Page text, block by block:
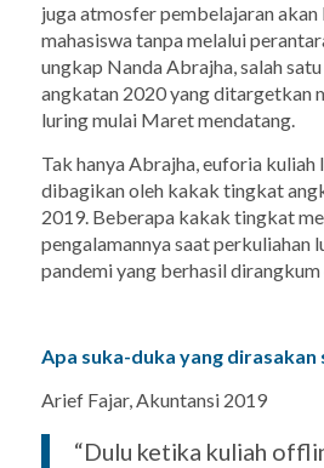
juga atmosfer pembelajaran
mahasiswa tanpa melalui
ungkap Nanda Abrajha, salah
angkatan 2020 yang ditargetkan
luring mulai Maret mendatang.
Tak hanya Abrajha, euforia kuliah
dibagikan oleh kakak tingkat
2019. Beberapa kakak tingkat
pengalamannya saat perkuliahan
pandemi yang berhasil
Apa suka-duka yang dirasakan
Arief Fajar, Akuntansi 2019
“Dulu ketika kuliah